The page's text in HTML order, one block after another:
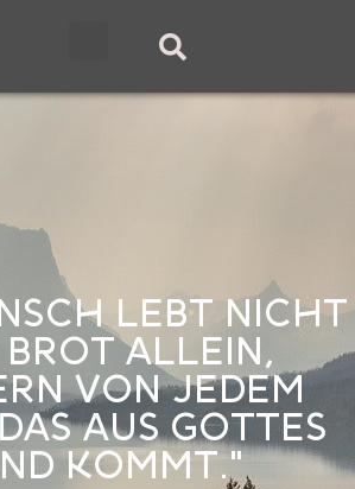
LEBT NICHT
ALLEIN,
VON JEDEM
AUS GOTTES
KOMMT."